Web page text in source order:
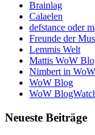
Brainlag
Calaelen
defstance oder
Freunde der
Lemmis Welt
Mattis WoW
Nimbert in WoW
WoW Blog
WoW
Neueste Beiträge